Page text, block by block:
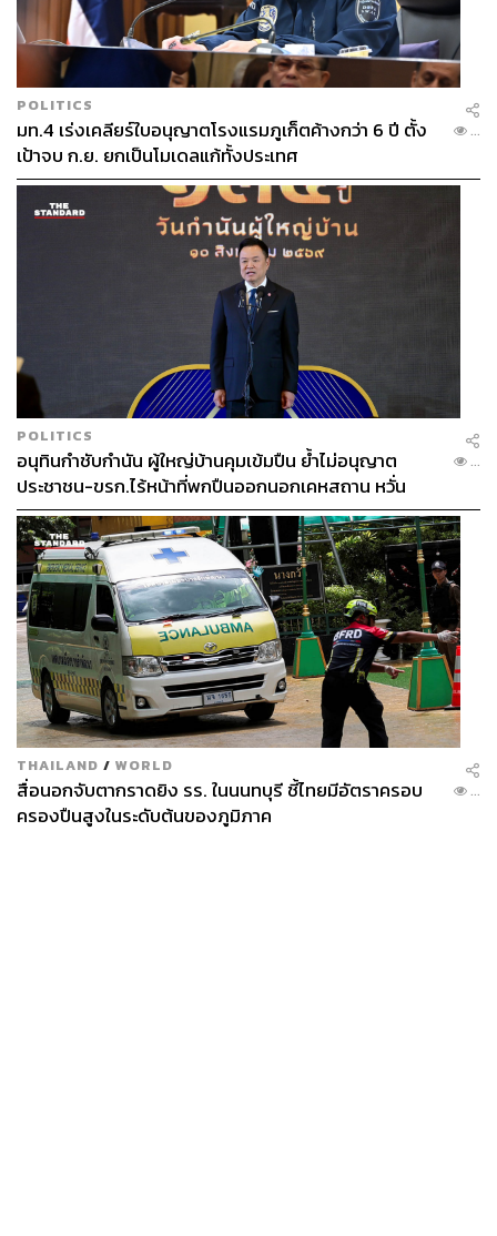
POLITICS
มท.4 เร่งเคลียร์ใบอนุญาตโรงแรมภูเก็ตค้างกว่า 6 ปี ตั้ง
เป้าจบ ก.ย. ยกเป็นโมเดลแก้ทั้งประเทศ
...
POLITICS
อนุทินกำชับกำนัน ผู้ใหญ่บ้านคุมเข้มปืน ย้ำไม่อนุญาต
ประชาชน-ขรก.ไร้หน้าที่พกปืนออกนอกเคหสถาน หวั่น
พฤติกรรมลอกเลียนแบบ จ่อลงพื้นที่เกิดเหตุ
...
THAILAND / WORLD
สื่อนอกจับตากราดยิง รร. ในนนทบุรี ชี้ไทยมีอัตราครอบ
ครองปืนสูงในระดับต้นของภูมิภาค
...